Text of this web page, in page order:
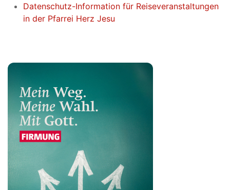
Datenschutz-Information für Reiseveranstaltungen
in der Pfarrei Herz Jesu